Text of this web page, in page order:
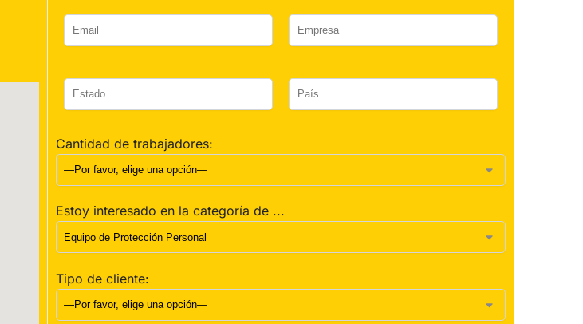
Cantidad de trabajadores:
Estoy interesado en la categoría de ...
Tipo de cliente: